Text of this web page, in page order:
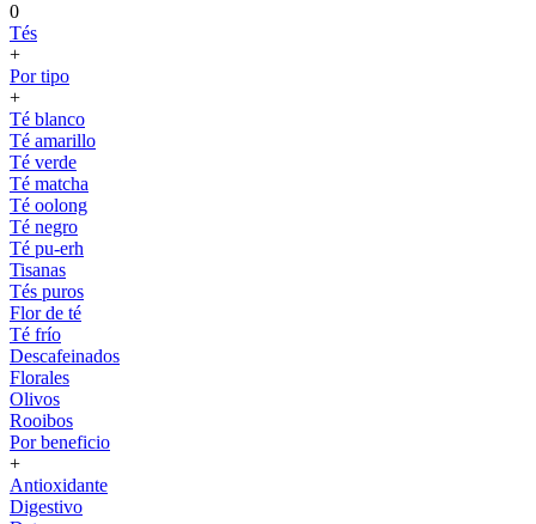
0
Tés
+
Por tipo
+
Té blanco
Té amarillo
Té verde
Té matcha
Té oolong
Té negro
Té pu-erh
Tisanas
Tés puros
Flor de té
Té frío
Descafeinados
Florales
Olivos
Rooibos
Por beneficio
+
Antioxidante
Digestivo